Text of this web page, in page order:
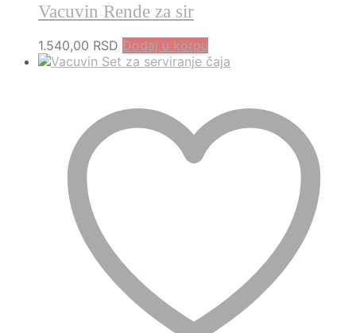
Vacuvin Rende za sir
1.540,00 RSD Dodaj u korpu